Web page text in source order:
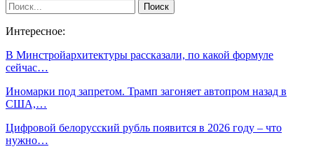
Интересное:
В Минстройархитектуры рассказали, по какой формуле
сейчас…
Иномарки под запретом. Трамп загоняет автопром назад в
США,…
Цифровой белорусский рубль появится в 2026 году – что
нужно…